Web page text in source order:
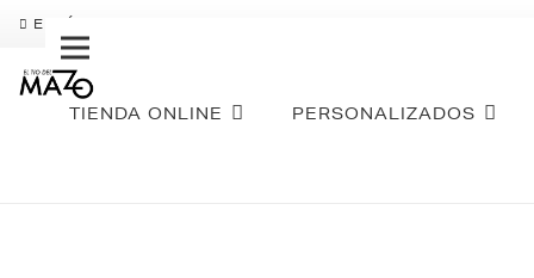
ENVÍO GRATIS
TIENDA ONLINE PERSONALIZADOS